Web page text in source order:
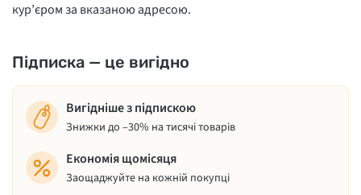
кур’єром за вказаною адресою.
Підписка — це вигідно
Вигідніше з підпискою
Знижки до –30% на тисячі товарів
Економія щомісяця
Заощаджуйте на кожній покупці